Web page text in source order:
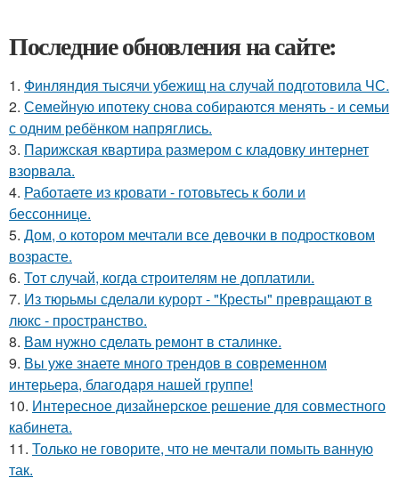
Последние обновления на сайте:
1. Финляндия тысячи убежищ на случай подготовила ЧС.
2. Семейную ипотеку снова собираются менять - и семьи
с одним ребёнком напряглись.
3. Парижская квартира размером с кладовку интернет
взорвала.
4. Работаете из кровати - готовьтесь к боли и
бессоннице.
5. Дом, о котором мечтали все девочки в подростковом
возрасте.
6. Тот случай, когда строителям не доплатили.
7. Из тюрьмы сделали курорт - "Кресты" превращают в
люкс - пространство.
8. Вам нужно сделать ремонт в сталинке.
9. Вы уже знаете много трендов в современном
интерьера, благодаря нашей группе!
10. Интересное дизайнерское решение для совместного
кабинета.
11. Только не говорите, что не мечтали помыть ванную
так.